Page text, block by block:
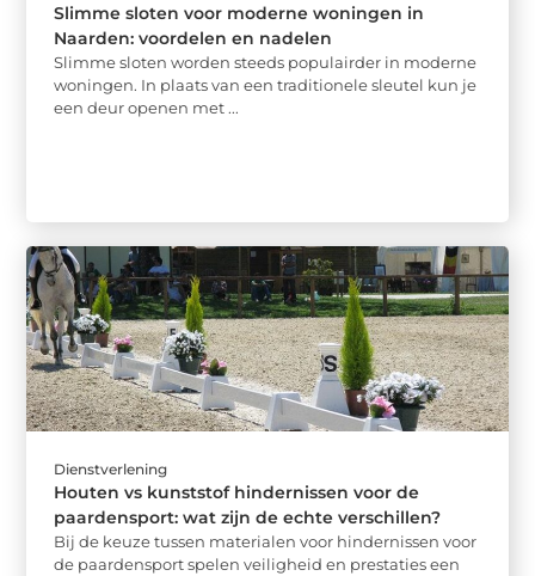
Slimme sloten voor moderne woningen in
Naarden: voordelen en nadelen
Slimme sloten worden steeds populairder in moderne
woningen. In plaats van een traditionele sleutel kun je
een deur openen met ...
Dienstverlening
Houten vs kunststof hindernissen voor de
paardensport: wat zijn de echte verschillen?
Bij de keuze tussen materialen voor hindernissen voor
de paardensport spelen veiligheid en prestaties een